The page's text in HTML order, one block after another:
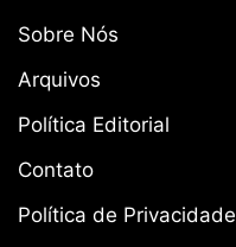
Sobre Nós
Arquivos
Política Editorial
Contato
Política de Privacidade